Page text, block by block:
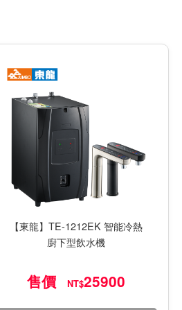
【東龍】TE-1212EK 智能冷熱
廚下型飲水機
售價 NT$25900